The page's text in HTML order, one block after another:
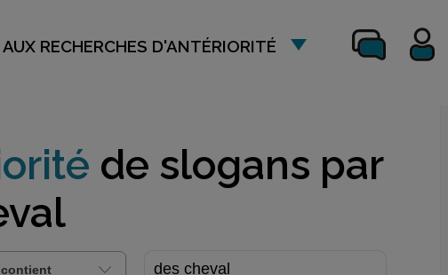
RECHERCHES D'ANTÉRIORITÉ
de slogans par